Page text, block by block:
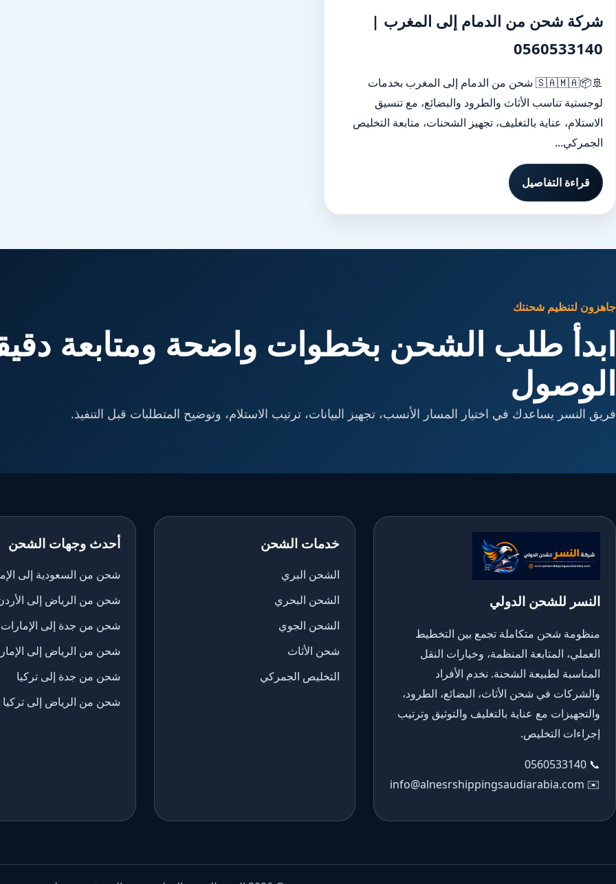
شركة شحن من الدمام إلى المغرب |
0560533140
🚢📦🇸🇦🇲🇦 شحن من الدمام إلى المغرب بخدمات
لوجستية تناسب الأثاث والطرود والبضائع، مع تنسيق
الاستلام، عناية بالتغليف، تجهيز الشحنات، متابعة التخليص
الجمركي...
قراءة التفاصيل
جاهزون لتنظيم شحنتك
ابدأ طلب الشحن بخطوات واضحة ومتابعة
الوصول
فريق النسر يساعدك في اختيار المسار الأنسب، تجهيز البيانات، ترتيب الاستلام، وتوضيح المتطلبات قبل التنفيذ.
النسر للشحن الدولي
منظومة شحن متكاملة تجمع بين التخطيط
العملي، المتابعة المنظمة، وخيارات النقل
المناسبة لطبيعة الشحنة. نخدم الأفراد
والشركات في شحن الأثاث، البضائع، الطرود،
والتجهيزات مع عناية بالتغليف والتوثيق وترتيب
إجراءات التخليص.
📞
0560533140
✉️
info@alnesrshippingsaudiarabia.com
خدمات الشحن
الشحن البري
الشحن البحري
الشحن الجوي
شحن الأثاث
التخليص الجمركي
أحدث وجهات الشحن
شحن من السعودية إلى
شحن من الرياض إلى
شحن من جدة إلى الإمارات
شحن من الرياض إلى
شحن من جدة إلى تركيا
شحن من الرياض إلى تركيا